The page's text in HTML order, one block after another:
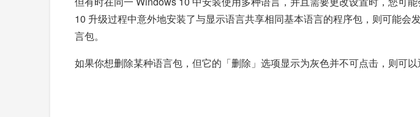
10 升级过程中意外地安装了与显示语言共享相同基本语言的程序包，则可能
言包。
如果你想删除某种语言包，但它的「删除」选项显示为灰色并不可点击，则可